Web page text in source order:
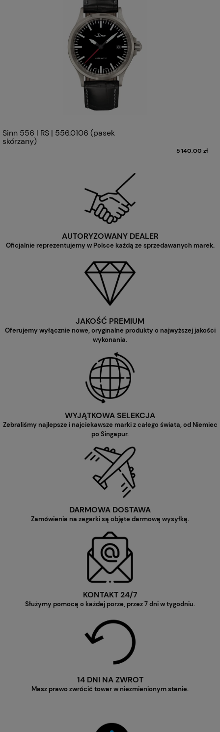
Sinn 556 I RS | 556.0106 (pasek
skórzany)
5 140,00 zł
AUTORYZOWANY DEALER
Oficjalnie reprezentujemy w Polsce każdą ze sprzedawanych marek.
JAKOŚĆ PREMIUM
Oferujemy wyłącznie nowe, oryginalne produkty o najwyższej jakości
wykonania.
WYJĄTKOWA SELEKCJA
Zebraliśmy najlepsze i najciekawsze marki z całego świata, od Niemiec
po Singapur.
DARMOWA DOSTAWA
Zamówienia na zegarki są objęte darmową wysyłką.
KONTAKT 24/7
Służymy pomocą o każdej porze, przez 7 dni w tygodniu.
14 DNI NA ZWROT
Masz prawo zwrócić towar w niezmienionym stanie.